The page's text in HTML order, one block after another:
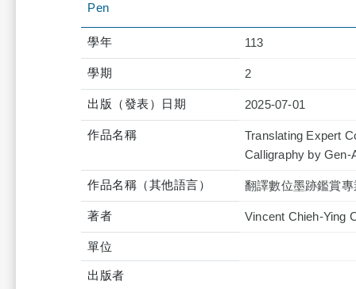
Pen
學年 113
學期 2
出版（發表）日期 2025-07-01
作品名稱
Translating Expert
Calligraphy by Gen-
作品名稱（其他語言） 翻譯數位墨跡鑑賞
著者 Vincent Chieh-Ying
單位
出版者